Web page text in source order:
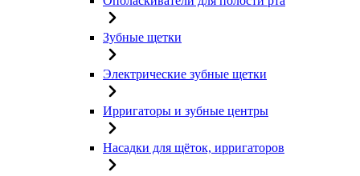
Зубные щетки
Электрические зубные щетки
Ирригаторы и зубные центры
Насадки для щёток, ирригаторов